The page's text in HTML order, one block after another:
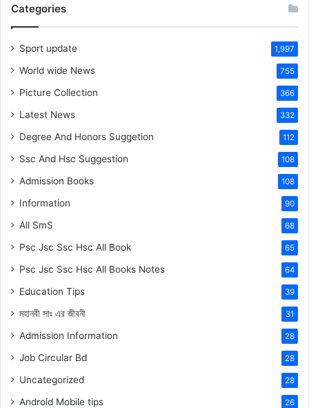
Categories
Sport update 1,997
World wide News 755
Picture Collection 366
Latest News 332
Degree And Honors Suggetion 112
Ssc And Hsc Suggestion 108
Admission Books 108
Information 90
All SmS 68
Psc Jsc Ssc Hsc All Book 65
Psc Jsc Ssc Hsc All Books Notes 64
Education Tips 39
মহানবী সাঃ এর জীবনী 31
Admission Information 28
Job Circular Bd 28
Uncategorized 28
Android Mobile tips 26